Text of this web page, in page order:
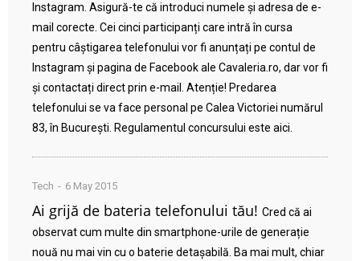
Instagram. Asigură-te că introduci numele și adresa de e-
mail corecte. Cei cinci participanți care intră în cursa
pentru câștigarea telefonului vor fi anunțați pe contul de
Instagram și pagina de Facebook ale Cavaleria.ro, dar vor fi
și contactați direct prin e-mail. Atenție! Predarea
telefonului se va face personal pe Calea Victoriei numărul
83, în București. Regulamentul concursului este aici.
Tech 6 May 2015
Ai grijă de bateria telefonului tău! Cred că ai
observat cum multe din smartphone-urile de generație
nouă nu mai vin cu o baterie detașabilă. Ba mai mult, chiar